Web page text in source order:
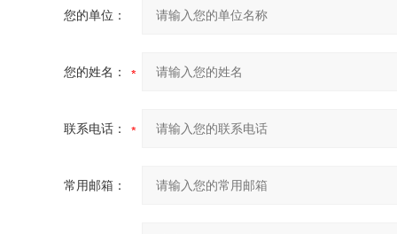
您的单位：
您的姓名：
联系电话：
常用邮箱：